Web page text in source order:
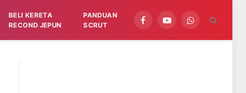
BELI KERETA
RECOND JEPUN
PANDUAN
SCRUT
FacebookYouTubeWhatsApp